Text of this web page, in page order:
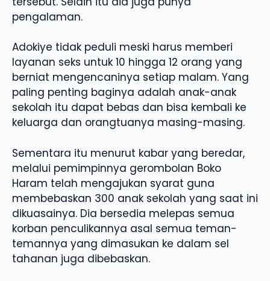
pengalaman.
Adokiye tidak peduli meski harus memberi
layanan seks untuk 10 hingga 12 orang yang
berniat mengencaninya setiap malam. Yang
paling penting baginya adalah anak-anak
sekolah itu dapat bebas dan bisa kembali ke
keluarga dan orangtuanya masing-masing.
Sementara itu menurut kabar yang beredar,
melalui pemimpinnya gerombolan Boko
Haram telah mengajukan syarat guna
membebaskan 300 anak sekolah yang saat ini
dikuasainya. Dia bersedia melepas semua
korban penculikannya asal semua teman-
temannya yang dimasukan ke dalam sel
tahanan juga dibebaskan.